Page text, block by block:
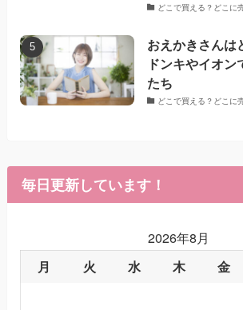
どこで買える？どこに
おえかきさんは
ドンキやイオ
たち
どこで買える？どこに
毎日更新しています！
2026年8月
月 火 水 木 金